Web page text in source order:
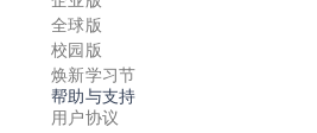
全球版
校园版
焕新学习节
帮助与支持
用户协议